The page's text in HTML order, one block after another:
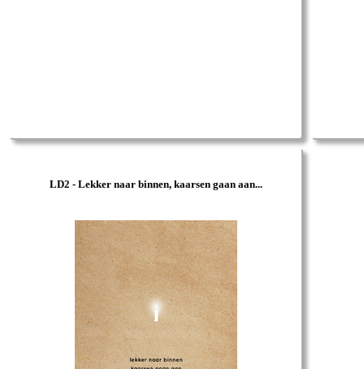
LD2 - Lekker naar binnen, kaarsen gaan aan...